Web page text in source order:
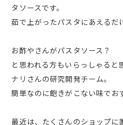
タソースです。
茹で上がったパスタにあえるだ
お酢やさんがパスタソース？
と思われる方もいらっしゃると
ナリさんの研究開発チーム。
簡単なのに飽きがこない味でお
最近は、たくさんのショップに